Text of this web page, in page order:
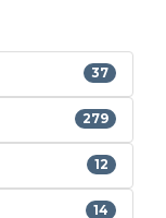
37
279
12
14